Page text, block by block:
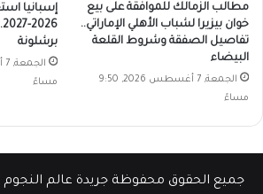
مطالب الزمالك للموافقة على بيع
خوان بيزيرا لشباب الأهلي الإماراتي..
تفاصيل الصفقة وشروط القلعة
البيضاء
الجمعة, 7 أغسطس 2026, 9:50
مساءً
إسبانيا
برشلونة
مساءً
جميع الحقوق محفوظة جريدة عالم النجوم